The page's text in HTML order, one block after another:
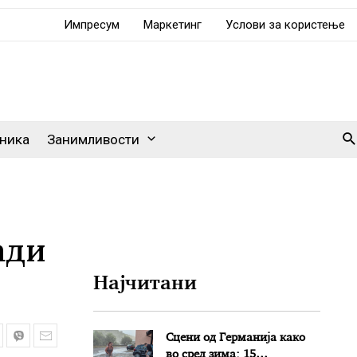
Импресум Маркетинг Услови за користење
Занимливости
Најчитани
Сцени од Германија како
во сред зима: 15